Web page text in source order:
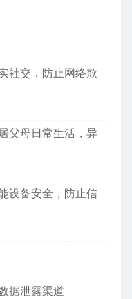
社交，防止网络欺
父母日常生活，异
设备安全，防止信
据泄露渠道